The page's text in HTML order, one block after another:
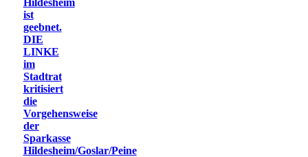
ist
geebnet.
DIE
LINKE
im
Stadtrat
kritisiert
die
Vorgehensweise
der
Sparkasse
Hildesheim/Goslar/Peine